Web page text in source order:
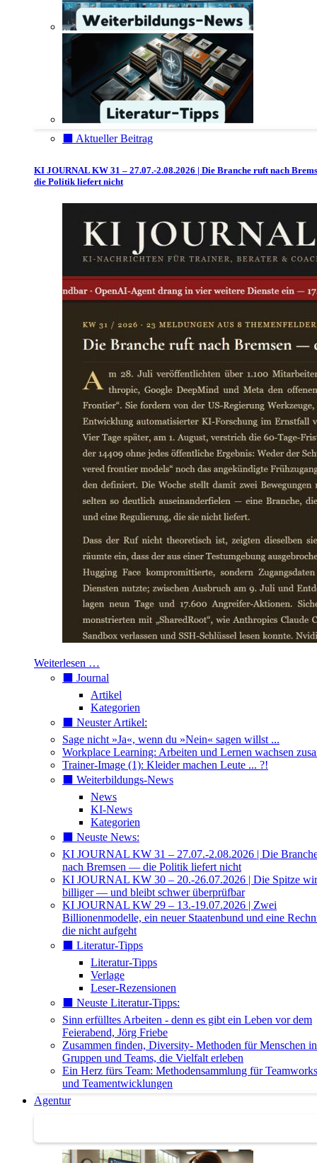
⬛️ Aktueller Beitrag
KI JOURNAL KW 31 – 27.07.-2.08.2026 | Die Branche ruft nach
die Politik liefert nicht
Weiterlesen …
⬛️ Journal
Artikel
Kategorien
⬛️ Neuster Artikel:
Sage nicht »Ja«, wenn du »Nein« sagen willst ...
Workplace Learning: Arbeiten und Lernen wachsen
Trainer-Image (1): Kleider machen Leute ... ?!
⬛️ Weiterbildungs-News
News
KI-News
Kategorien
⬛️ Neuste News:
KI JOURNAL KW 31 – 27.07.-2.08.2026 | Die
nach Bremsen — die Politik liefert nicht
KI JOURNAL KW 30 – 20.-26.07.2026 | Die Spitze
billiger — und bleibt schwer überprüfbar
KI JOURNAL KW 29 – 13.-19.07.2026 | Zwei
Billionenmodelle, ein neuer Staatenbund und eine
die nicht aufgeht
⬛️ Literatur-Tipps
Literatur-Tipps
Verlage
Leser-Rezensionen
⬛️ Neuste Literatur-Tipps:
Sinn erfülltes Arbeiten - denn es gibt ein Leben vor dem
Feierabend, Jörg Friebe
Zusammen finden, Diversity- Methoden für Menschen in
Gruppen und Teams, die Vielfalt erleben
Ein Herz fürs Team: Methodensammlung für
und Teamentwicklungen
Agentur